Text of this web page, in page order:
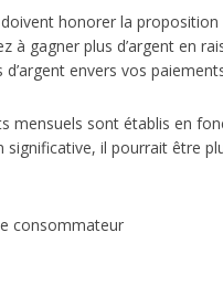
honorer la
gagner plus d’argent en
envers vos
mensuels sont établis en
il pourrait être
consommateur